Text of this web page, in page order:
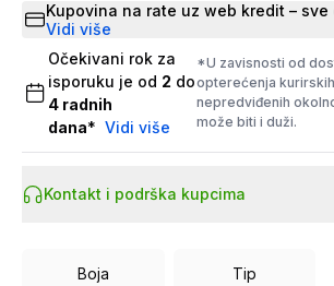
Kupovina na rate uz web kredit – sve
Vidi više
Očekivani rok za
isporuku je od 2 do
4 radnih
dana* Vidi više
*U zavisnosti od
opterećenja
nepredviđenih
može biti i duži.
Kontakt i podrška kupcima
Boja
Tip